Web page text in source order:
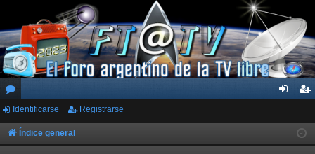
or
os ist
Identificarse Registrarse
Índice general